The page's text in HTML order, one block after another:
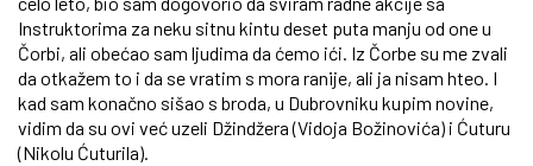
Instruktorima za neku sitnu kintu deset puta manju od one u
Čorbi, ali obećao sam ljudima da ćemo ići. Iz Čorbe su me zvali
da otkažem to i da se vratim s mora ranije, ali ja nisam hteo. I
kad sam konačno sišao s broda, u Dubrovniku kupim novine,
vidim da su ovi već uzeli Džindžera (Vidoja Božinovića) i Ćuturu
(Nikolu Ćuturila).